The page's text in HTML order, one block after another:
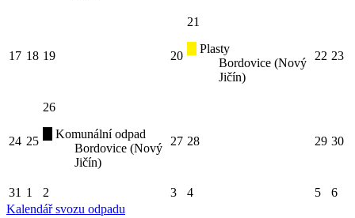
17 18 19 20
21
Plasty
Bordovice (Nový
Jičín)
22 23
24 25
26
Komunální odpad
Bordovice (Nový
Jičín)
27 28 29 30
31 1 2 3 4 5
6
Kalendář svozu odpadu